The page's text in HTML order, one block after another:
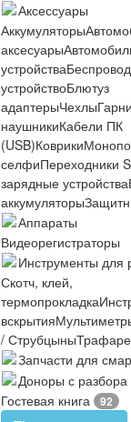
Аксессуары
Аккумуляторы
аксесуары
устройства
устройствоБлютуз
адаптерыЧехлы
наушникиКабели ПК
(USB)Коврики
селфиПереходники
зарядные устройства
аккумуляторы
Аппараты
Видеорегистраторы
Инструменты для
Скотч, клей,
термопрокладка
вскрытия
/ Струбцыны
Запчасти для
Доноры с разбора
Гостевая книга
92